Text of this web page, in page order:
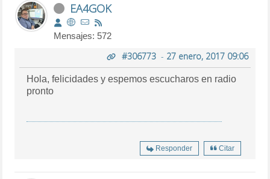
EA4GOK
Mensajes: 572
#306773- 27 enero, 2017 09:06
Hola, felicidades y espemos escucharos en radio
pronto
Responder Citar